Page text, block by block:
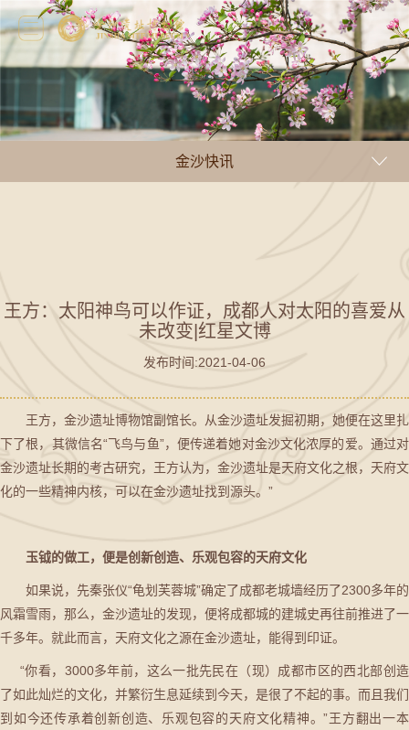
金沙快讯
王方：太阳神鸟可以作证，成都人对太阳的喜爱从
未改变|红星文博
发布时间:2021-04-06
王方，金沙遗址博物馆副馆长。从金沙遗址发掘初期，她便在这里扎
下了根，其微信名“飞鸟与鱼”，便传递着她对金沙文化浓厚的爱。通过对
金沙遗址长期的考古研究，王方认为，金沙遗址是天府文化之根，天府文
化的一些精神内核，可以在金沙遗址找到源头。”
玉钺的做工，便是创新创造、乐观包容的天府文化
如果说，先秦张仪“龟划芙蓉城”确定了成都老城墙经历了2300多年的
风霜雪雨，那么，金沙遗址的发现，便将成都城的建城史再往前推进了一
千多年。就此而言，天府文化之源在金沙遗址，能得到印证。
“你看，3000多年前，这么一批先民在（现）成都市区的西北部创造
了如此灿烂的文化，并繁衍生息延续到今天，是很了不起的事。而且我们
到如今还传承着创新创造、乐观包容的天府文化精神。”王方翻出一本